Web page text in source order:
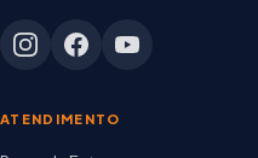
ATENDIMENTO